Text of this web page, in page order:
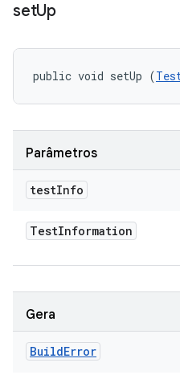
setUp
public void setUp (
Parâmetros
testInfo
TestInformation
Gera
BuildError